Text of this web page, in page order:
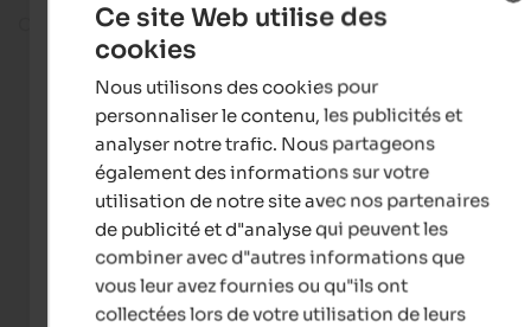
On the ski slopeCe site Web utilise des
cookies
Nous utilisons des cookies pour
personnaliser le contenu, les publicités et
analyser notre trafic. Nous partageons
également des informations sur votre
utilisation de notre site avec nos partenaires
de publicité et d"analyse qui peuvent les
combiner avec d"autres informations que
vous leur avez fournies ou qu"ils ont
collectées lors de votre utilisation de leurs